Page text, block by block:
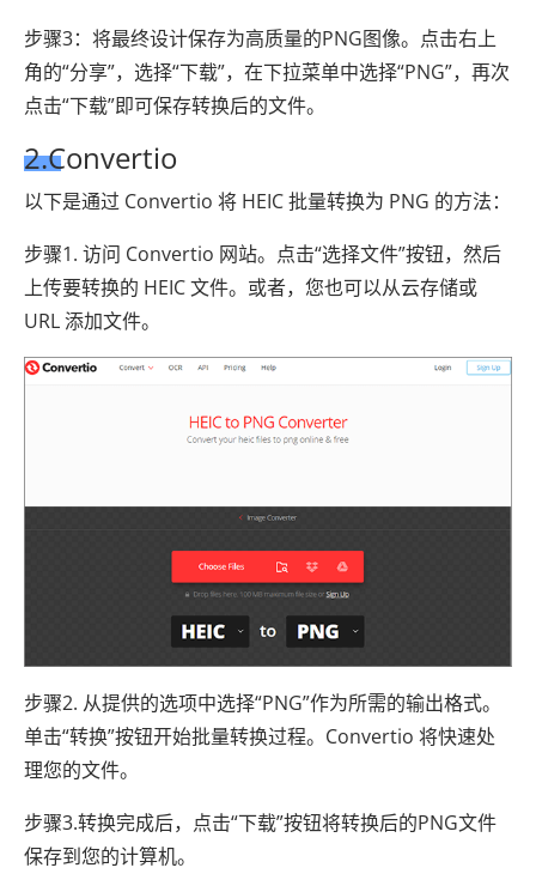
步骤3：将最终设计保存为高质量的PNG图像。点击右上
角的“分享”，选择“下载”，在下拉菜单中选择“PNG”，再次
点击“下载”即可保存转换后的文件。
2.Convertio
以下是通过 Convertio 将 HEIC 批量转换为 PNG 的方法：
步骤1. 访问 Convertio 网站。点击“选择文件”按钮，然后
上传要转换的 HEIC 文件。或者，您也可以从云存储或
URL 添加文件。
步骤2. 从提供的选项中选择“PNG”作为所需的输出格式。
单击“转换”按钮开始批量转换过程。Convertio 将快速处
理您的文件。
步骤3.转换完成后，点击“下载”按钮将转换后的PNG文件
保存到您的计算机。